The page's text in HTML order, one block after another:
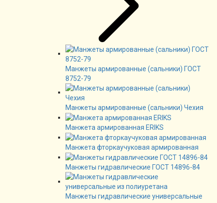
Манжеты армированные (сальники) ГОСТ
8752-79
Манжеты армированные (сальники) Чехия
Манжета армированная ERIKS
Манжета фторкаучуковая армированная
Манжеты гидравлические ГОСТ 14896-84
Манжеты гидравлические универсальные